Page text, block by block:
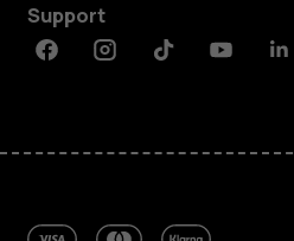
Support
FacebookInstagramTiktokYoutube